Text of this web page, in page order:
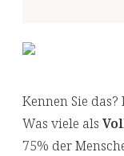
Kennen Sie
Was viele als
75% der